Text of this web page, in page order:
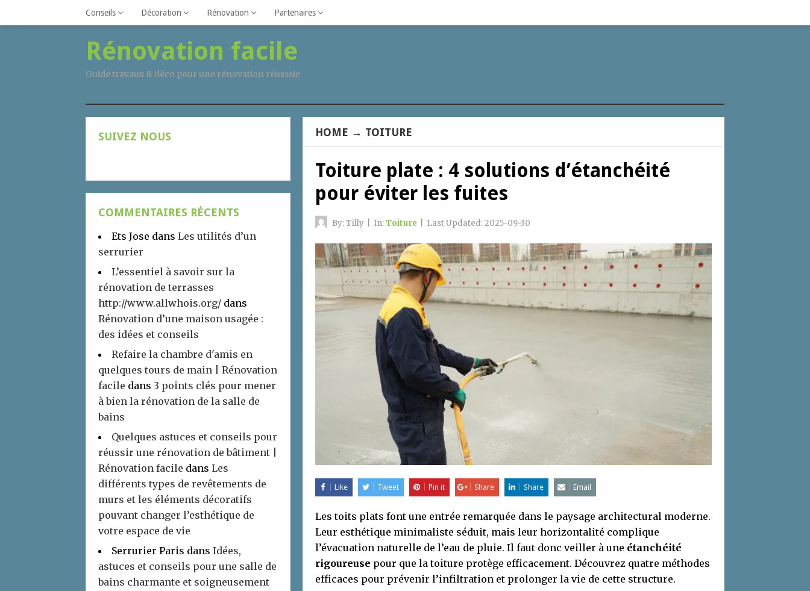
Conseils Décoration Rénovation Partenaires
Rénovation facile
Guide travaux & déco pour une rénovation réusssie
HOME → TOITURE
Toiture plate : 4 solutions d’étanchéité
pour éviter les fuites
By:Tilly In:Toiture Last Updated:2025-09-30
Like Tweet Pin it Share Share Email
Les toits plats font une entrée remarquée dans le paysage architectural moderne.
Leur esthétique minimaliste séduit, mais leur horizontalité complique
l’évacuation naturelle de l’eau de pluie. Il faut donc veiller à une étanchéité
rigoureuse pour que la toiture protège efficacement. Découvrez quatre méthodes
efficaces pour prévenir l’infiltration et prolonger la vie de cette structure.
SUIVEZ NOUS
COMMENTAIRES RÉCENTS
Ets Jose dans Les utilités d’un
serrurier
L’essentiel à savoir sur la
rénovation de terrasses
http://www.allwhois.org/ dans
Rénovation d’une maison usagée :
des idées et conseils
Refaire la chambre d'amis en
quelques tours de main | Rénovation
facile dans 3 points clés pour mener
à bien la rénovation de la salle de
bains
Quelques astuces et conseils pour
réussir une rénovation de bâtiment |
Rénovation facile dans Les
différents types de revêtements de
murs et les éléments décoratifs
pouvant changer l’esthétique de
votre espace de vie
Serrurier Paris dans Idées,
astuces et conseils pour une salle de
bains charmante et soigneusement